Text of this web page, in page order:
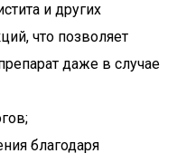
и других
что позволяет
даже в случае
благодаря